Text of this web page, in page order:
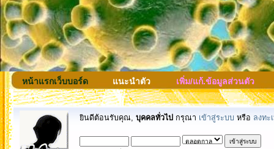
หน้าแรกเว็บบอร์ด แนะนำตัว เพิ่ม/แก้.ข้อมูลส่วนตัว
ยินดีต้อนรับคุณ, บุคคลทั่วไป กรุณา เข้าสู่ระบบ หรือ ลงทะ